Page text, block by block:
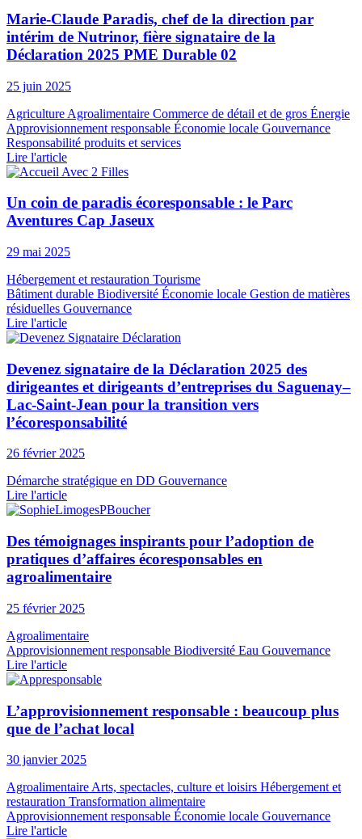
Marie-Claude Paradis, chef de la direction par
intérim de Nutrinor, fière signataire de la
Déclaration 2025 PME Durable 02
25 juin 2025
Agriculture Agroalimentaire Commerce de détail et de gros Énergie
Approvisionnement responsable Économie locale Gouvernance
Responsabilité produits et services
Lire l'article
Un coin de paradis écoresponsable : le Parc
Aventures Cap Jaseux
29 mai 2025
Hébergement et restauration Tourisme
Bâtiment durable Biodiversité Économie locale Gestion de matières
résiduelles Gouvernance
Lire l'article
Devenez signataire de la Déclaration 2025 des
dirigeantes et dirigeants d’entreprises du Saguenay–
Lac-Saint-Jean pour la transition vers
l’écoresponsabilité
26 février 2025
Démarche stratégique en DD Gouvernance
Lire l'article
Des témoignages inspirants pour l’adoption de
pratiques d’affaires écoresponsables en
agroalimentaire
25 février 2025
Agroalimentaire
Approvisionnement responsable Biodiversité Eau Gouvernance
Lire l'article
L’approvisionnement responsable : beaucoup plus
que de l’achat local
30 janvier 2025
Agroalimentaire Arts, spectacles, culture et loisirs Hébergement et
restauration Transformation alimentaire
Approvisionnement responsable Économie locale Gouvernance
Lire l'article